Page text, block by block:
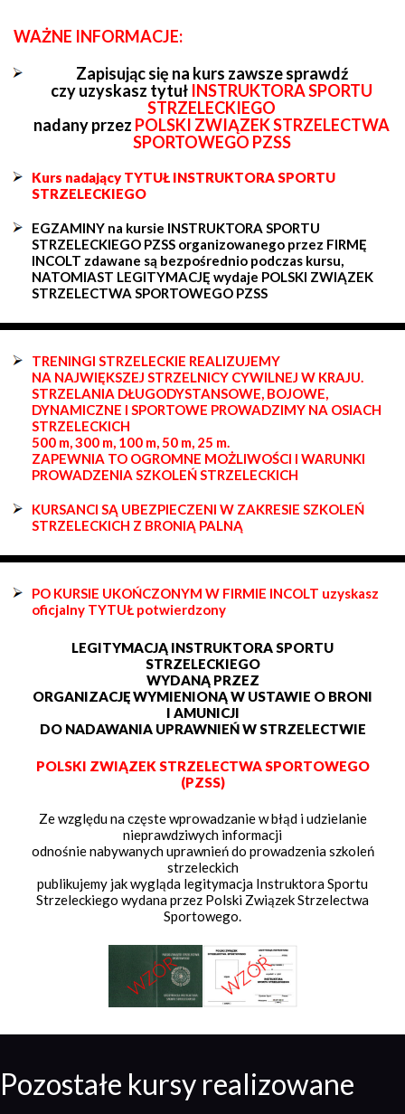
WAŻNE INFORMACJE:
Zapisując się na kurs zawsze sprawdź
czy uzyskasz tytuł INSTRUKTORA SPORTU
STRZELECKIEGO
nadany przez POLSKI ZWIĄZEK STRZELECTWA
SPORTOWEGO PZSS
Kurs nadający TYTUŁ INSTRUKTORA SPORTU
STRZELECKIEGO
EGZAMINY na kursie INSTRUKTORA SPORTU
STRZELECKIEGO PZSS organizowanego przez FIRMĘ
INCOLT zdawane są bezpośrednio podczas kursu,
NATOMIAST LEGITYMACJĘ wydaje POLSKI ZWIĄZEK
STRZELECTWA SPORTOWEGO PZSS
TRENINGI STRZELECKIE REALIZUJEMY
NA NAJWIĘKSZEJ STRZELNICY CYWILNEJ W KRAJU.
STRZELANIA DŁUGODYSTANSOWE, BOJOWE,
DYNAMICZNE I SPORTOWE PROWADZIMY NA OSIACH
STRZELECKICH
500 m, 300 m, 100 m, 50 m, 25 m.
ZAPEWNIA TO OGROMNE MOŻLIWOŚCI I WARUNKI
PROWADZENIA SZKOLEŃ STRZELECKICH
KURSANCI SĄ UBEZPIECZENI W ZAKRESIE SZKOLEŃ
STRZELECKICH Z BRONIĄ PALNĄ
PO KURSIE UKOŃCZONYM W FIRMIE INCOLT uzyskasz
oficjalny TYTUŁ potwierdzony
LEGITYMACJĄ INSTRUKTORA SPORTU
STRZELECKIEGO
WYDANĄ PRZEZ
ORGANIZACJĘ WYMIENIONĄ W USTAWIE O BRONI
I AMUNICJI
DO NADAWANIA UPRAWNIEŃ W STRZELECTWIE
POLSKI ZWIĄZEK STRZELECTWA SPORTOWEGO
(PZSS)
Ze względu na częste wprowadzanie w błąd i udzielanie
nieprawdziwych informacji
odnośnie nabywanych uprawnień do prowadzenia szkoleń
strzeleckich
publikujemy jak wygląda legitymacja Instruktora Sportu
Strzeleckiego wydana przez Polski Związek Strzelectwa
Sportowego.
Pozostałe kursy realizowane